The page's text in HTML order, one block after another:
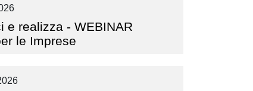
e realizza - WEBINAR
le Imprese